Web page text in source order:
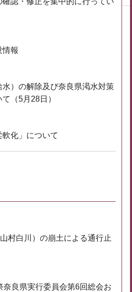
情報
）の解除及び奈良県渇水対策
（5月28日）
化」について
村白川）の崩土による通行止
奈良県実行委員会第6回総会お